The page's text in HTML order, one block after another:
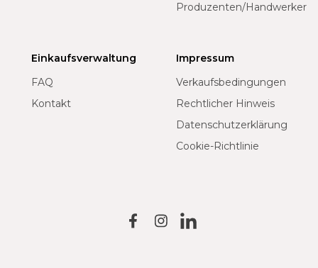
Produzenten/Handwerker
Einkaufsverwaltung
FAQ
Kontakt
Impressum
Verkaufsbedingungen
Rechtlicher Hinweis
Datenschutzerklärung
Cookie-Richtlinie